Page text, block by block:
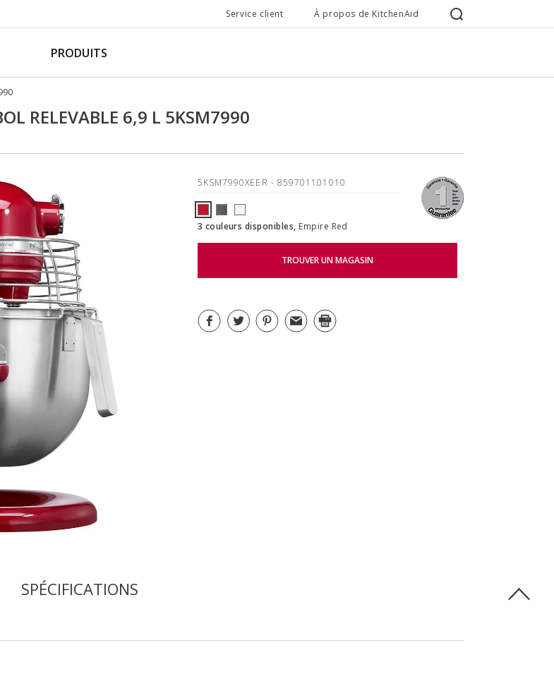
Service client À propos de KitchenAid
PRODUITS
RELEVABLE 6,9 L 5KSM7990
5KSM7990XEER - 859701101010
3 couleurs disponibles, Empire Red
TROUVER UN MAGASIN
SPÉCIFICATIONS